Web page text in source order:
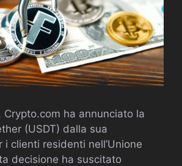
Crypto.com ha annunciato la
(USDT) dalla sua
clienti residenti nell’Unione
decisione ha suscitato